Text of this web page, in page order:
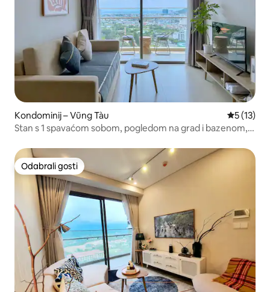
Kondominij – Vũng Tàu Prosječna
5 (13)
Stan s 1 spavaćom sobom, pogledom na grad i bazenom, u
Odabrali gosti
Odabrali gosti